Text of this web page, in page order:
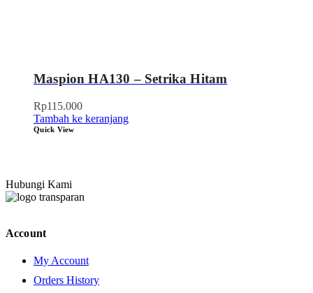
Maspion HA130 – Setrika Hitam
Rp115.000
Tambah ke keranjang
Quick View
Hubungi Kami
Account
My Account
Orders History